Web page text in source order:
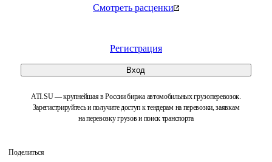
Смотреть расценки
Регистрация
Вход
ATI.SU — крупнейшая в России биржа автомобильных грузоперевозок.
Зарегистрируйтесь и получите доступ к тендерам на перевозки, заявкам
на перевозку грузов и поиск транспорта
Поделиться